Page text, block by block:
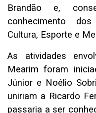
Brandão e,
conhecimento
Cultura, Esporte e
As atividades
Mearim foram
Júnior e Noélio
uniriam a Ricardo
passaria a ser